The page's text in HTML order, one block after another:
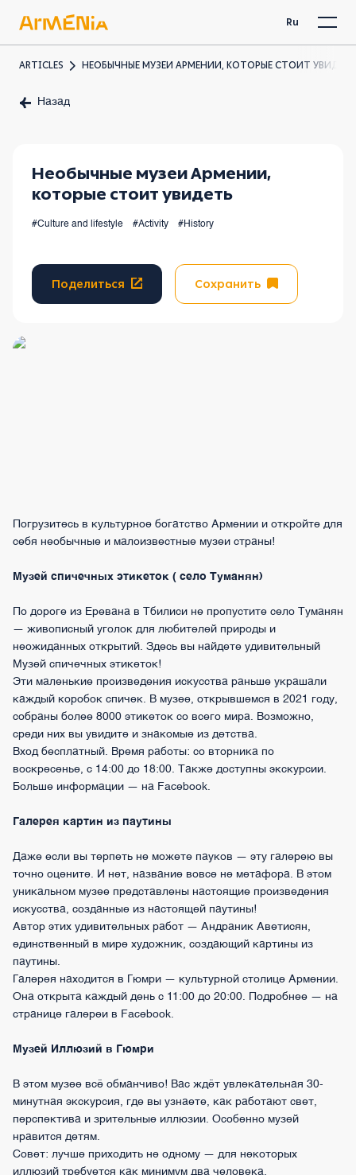
Ru
ARTICLES НЕОБЫЧНЫЕ МУЗЕИ АРМЕНИИ, КОТОРЫЕ СТОИТ УВИДЕТЬ
Назад
Необычные музеи Армении,
которые стоит увидеть
#Culture and lifestyle #Activity #History
Поделиться Сохранить
Погрузитесь в культурное богатство Армении и откройте для
себя необычные и малоизвестные музеи страны!
Музей спичечных этикеток ( село Туманян)
По дороге из Еревана в Тбилиси не пропустите село Туманян
— живописный уголок для любителей природы и
неожиданных открытий. Здесь вы найдете удивительный
Музей спичечных этикеток!
Эти маленькие произведения искусства раньше украшали
каждый коробок спичек. В музее, открывшемся в 2021 году,
собраны более 8000 этикеток со всего мира. Возможно,
среди них вы увидите и знакомые из детства.
Вход бесплатный. Время работы: со вторника по
воскресенье, с 14:00 до 18:00. Также доступны экскурсии.
Больше информации — на Facebook.
Галерея картин из паутины
Даже если вы терпеть не можете пауков — эту галерею вы
точно оцените. И нет, название вовсе не метафора. В этом
уникальном музее представлены настоящие произведения
искусства, созданные из настоящей паутины!
Автор этих удивительных работ — Андраник Аветисян,
единственный в мире художник, создающий картины из
паутины.
Галерея находится в Гюмри — культурной столице Армении.
Она открыта каждый день с 11:00 до 20:00. Подробнее — на
странице галереи в Facebook.
Музей Иллюзий в Гюмри
В этом музее всё обманчиво! Вас ждёт увлекательная 30-
минутная экскурсия, где вы узнаете, как работают свет,
перспектива и зрительные иллюзии. Особенно музей
нравится детям.
Совет: лучше приходить не одному — для некоторых
иллюзий требуется как минимум два человека.